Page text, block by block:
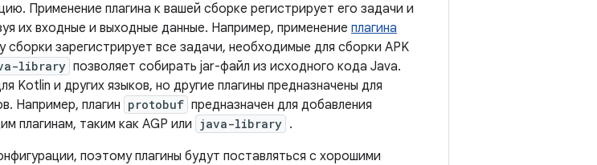
Применение плагина к вашей сборке регистрирует его задачи и
их входные и выходные данные. Например, применение плагина
сборки зарегистрирует все задачи, необходимые для сборки APK
library позволяет собирать jar-файл из исходного кода Java.
Kotlin и других языков, но другие плагины предназначены для
Например, плагин protobuf предназначен для добавления
плагинам, таким как AGP или java-library .
поэтому плагины будут поставляться с хорошими